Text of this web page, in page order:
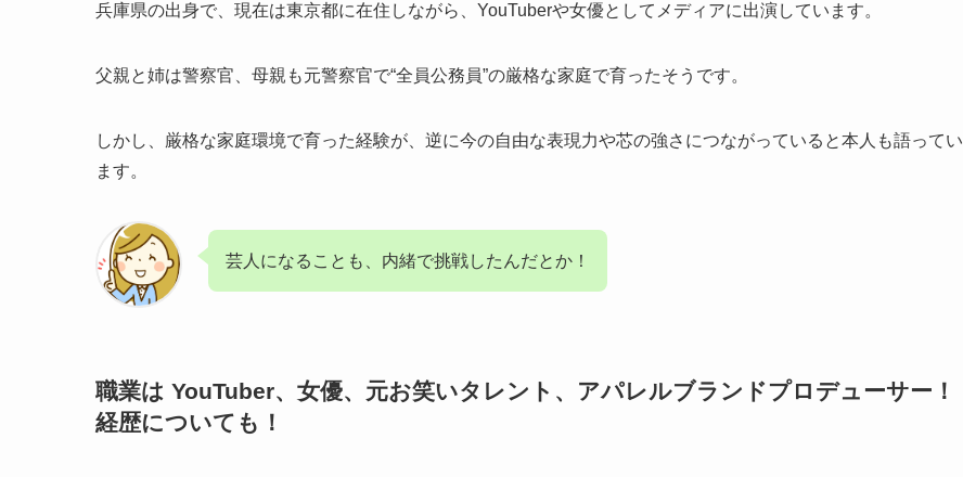
兵庫県の出身で、現在は東京都に在住しながら、YouTuberや女優としてメディアに出演しています。
父親と姉は警察官、母親も元警察官で“全員公務員”の厳格な家庭で育ったそうです。
しかし、厳格な家庭環境で育った経験が、逆に今の自由な表現力や芯の強さにつながっていると本人も語ってい
ます。
芸人になることも、内緒で挑戦したんだとか！
職業は YouTuber、女優、元お笑いタレント、アパレルブランドプロデューサー！
経歴についても！